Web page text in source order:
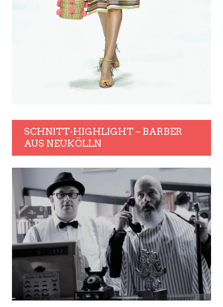
SCHNITT-HIGHLIGHT – BARBER
AUS NEUKÖLLN